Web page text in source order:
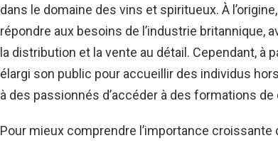
dans le domaine des vins et spiritueux. À
répondre aux besoins de l’industrie britannique,
la distribution et la vente au détail. Cependant, à
élargi son public pour accueillir des individus
à des passionnés d’accéder à des formations de
Pour mieux comprendre l’importance croissante